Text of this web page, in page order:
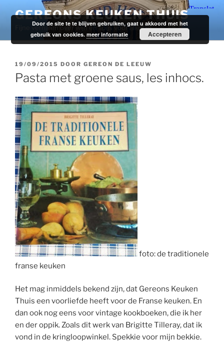
naar
inhoud
GEREONS KEUKEN THUIS
Fijne verhalen over wijn en spijs voor alledag.
GEPLAATST
OP
19/09/2015 DOOR GEREON DE LEEUW
Pasta met groene saus, les inhocs.
foto: de traditionele
franse keuken
Het mag inmiddels bekend zijn, dat Gereons Keuken
Thuis een voorliefde heeft voor de Franse keuken. En
dan ook nog eens voor vintage kookboeken, die ik her
en der oppik. Zoals dit werk van Brigitte Tilleray, dat ik
vond in de kringloopwinkel. Spekkie voor mijn bekkie.
Door de site te te blijven gebruiken, gaat u akkoord met het
gebruik van cookies.meer informatie Accepteren